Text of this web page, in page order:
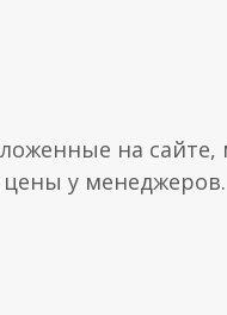
на сайте,
у